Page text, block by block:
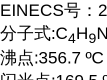
EINECS号：
分子式:C4H9N
沸点:356.7 ºC